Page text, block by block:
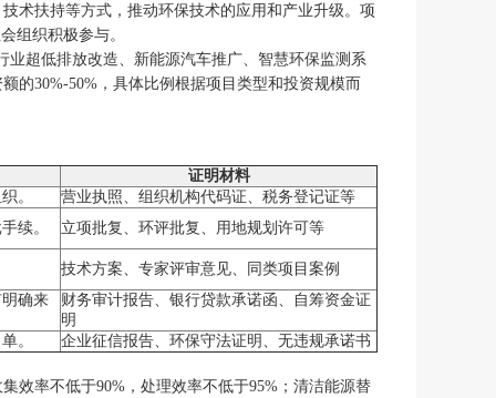
术扶持等方式，推动环保技术的应用和产业升级。项
组织积极参与。
业超低排放改造、新能源汽车推广、智慧环保监测系
的30%-50%，具体比例根据项目类型和投资规模而
证明材料
。
营业执照、组织机构代码证、税务登记证等
续。
立项批复、环评批复、用地规划许可等
技术方案、专家评审意见、同类项目案例
确来
财务审计报告、银行贷款承诺函、自筹资金证
明
。
企业征信报告、环保守法证明、无违规承诺书
效率不低于90%，处理效率不低于95%；清洁能源替